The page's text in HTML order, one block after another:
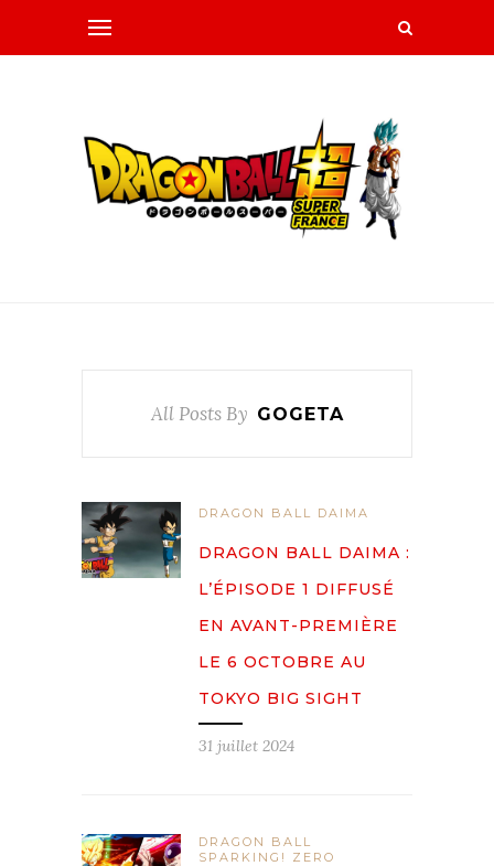
All Posts By GOGETA
DRAGON BALL DAIMA
DRAGON BALL DAIMA :
L’ÉPISODE 1 DIFFUSÉ
EN AVANT-PREMIÈRE
LE 6 OCTOBRE AU
TOKYO BIG SIGHT
31 juillet 2024
DRAGON BALL
SPARKING! ZERO